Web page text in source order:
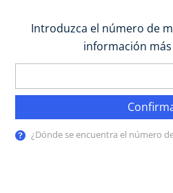
Introduzca el número de
información
¿Dónde se encuentra el número